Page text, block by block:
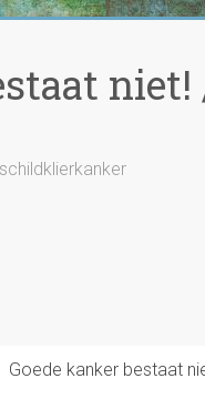
Goede kanker bestaat